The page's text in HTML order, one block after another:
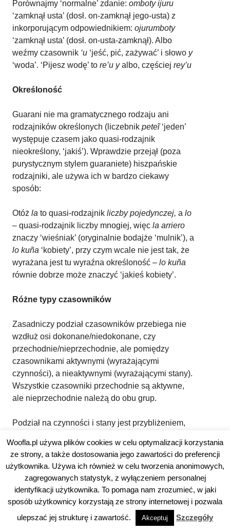
Porównajmy ‘normalne’ zdanie: omboty ijuru
‘zamknął usta’ (dosł. on-zamknął jego-usta) z
inkorporującym odpowiednikiem: ojurumboty
‘zamknął usta’ (dosł. on-usta-zamknął). Albo
weźmy czasownik ‘u ‘jeść, pić, zażywać’ i słowo y
‘woda’. ‘Pijesz wodę’ to re’u yalbo, częściej rey’u
Określoność
Guarani nie ma gramatycznego rodzaju ani
rodzajników określonych (liczebnik peteĩ‘jeden’
występuje czasem jako quasi-rodzajnik
nieokreślony, ‘jakiś’). Wprawdzie przejął (poza
purystycznym stylem guaraniete) hiszpańskie
rodzajniki, ale używa ich w bardzo ciekawy
sposób:
Otóż la to quasi-rodzajnik liczby pojedynczej, a lo
– quasi-rodzajnik liczby mnogiej, więc la arriero
znaczy ‘wieśniak’ (oryginalnie bodajże ‘mulnik’), a
lo kuña ‘kobiety’, przy czym wcale nie jest tak, że
wyrażana jest tu wyraźna określoność – lo kuña
równie dobrze może znaczyć ‘jakieś kobiety’.
Różne typy czasowników
Zasadniczy podział czasowników przebiega nie
wzdłuż osi dokonane/niedokonane, czy
przechodnie/nieprzechodnie, ale pomiędzy
czasownikami aktywnymi (wyrażającymi
czynności), a nieaktywnymi (wyrażającymi stany).
Wszystkie czasowniki przechodnie są aktywne,
ale nieprzechodnie należą do obu grup.
Podział na czynności i stany jest przybliżeniem,
nieaktywne, a ‘spać’ czy ‘wiedzieć’ – aktywne,
więc nie zawsze przynależność do konkretnej
grupy jest oczywista, ale co do zasady chodzi o
kontrast między:
‘idę, chodzę/szedłem’
remba’abo
‘pracujesz/pracowałeś’oke‘śpi/spał’ iropepurahei
Woofla.pl używa plików cookies w celu optymalizacji korzystania
ze strony, a także dostosowania jego zawartości do preferencji
użytkownika. Używa ich również w celu tworzenia anonimowych,
zagregowanych statystyk, z wyłączeniem personalnej
identyfikacji użytkownika. To pomaga nam zrozumieć, w jaki
sposób użytkownicy korzystają ze strony internetowej i pozwala
ulepszać jej strukturę i zawartość.
Akceptuj Szczegóły